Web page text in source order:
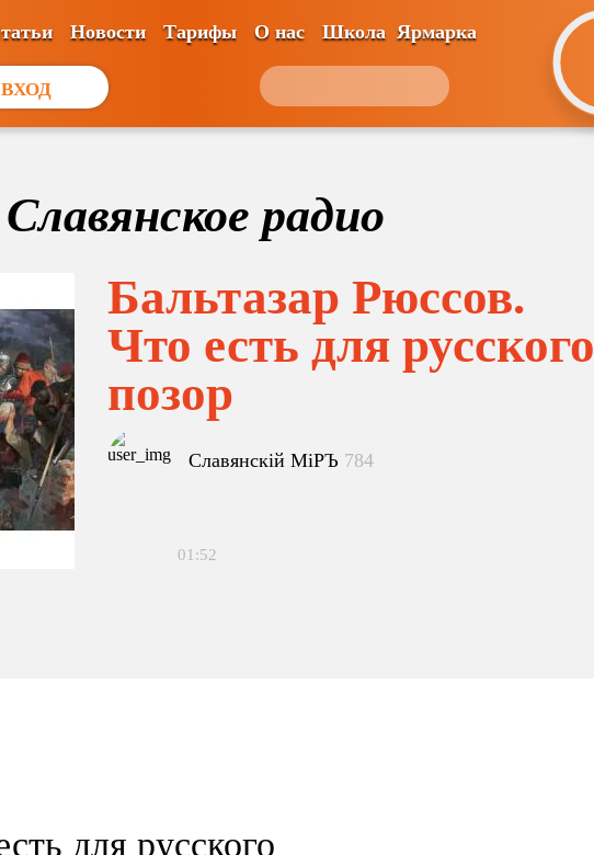
ВХОД
Новости Тарифы О нас Школа Ярмарка
Славянское радио
Бальтазар Рюссов.
Что есть для русского
позор
Славянскiй МiРЪ 784
01:52
для русского